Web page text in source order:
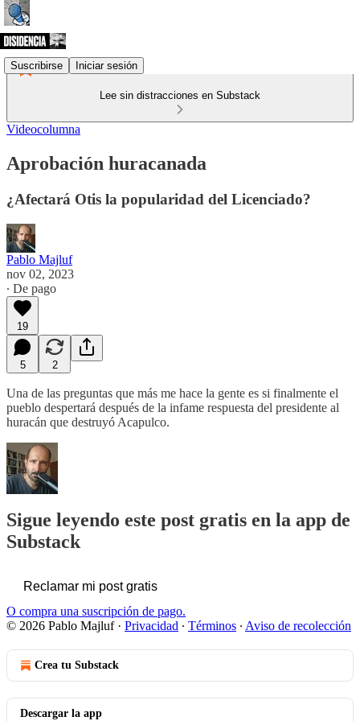
Suscribirse Iniciar sesión
Lee sin distracciones en Substack
Videocolumna
Aprobación huracanada
¿Afectará Otis la popularidad del Licenciado?
Pablo Majluf
nov 02, 2023
∙ De pago
19
5 2
Una de las preguntas que más me hace la gente es si finalmente el
pueblo despertará después de la infame respuesta del presidente al
huracán que destruyó Acapulco.
Sigue leyendo este post gratis en la app de
Substack
Reclamar mi post gratis
O compra una suscripción de pago.
© 2026 Pablo Majluf· Privacidad ∙ Términos ∙ Aviso de recolección
Crea tu Substack
Descargar la app